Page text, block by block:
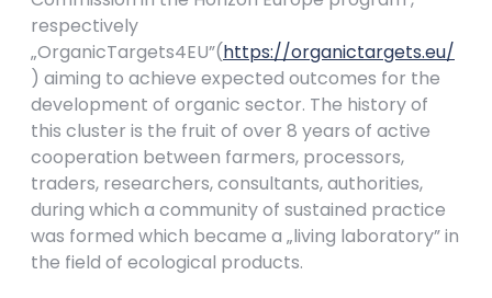
respectively
„OrganicTargets4EU”(https://organictargets.eu/
) aiming to achieve expected outcomes for the
development of organic sector. The history of
this cluster is the fruit of over 8 years of active
cooperation between farmers, processors,
traders, researchers, consultants, authorities,
during which a community of sustained practice
was formed which became a „living laboratory” in
the field of ecological products.